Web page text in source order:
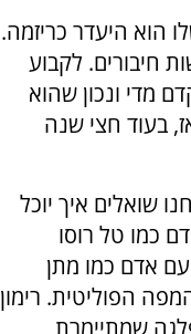
הוא היעדר כריזמה.
חיבורים. לקבוע
מדי ונכון שהוא
בעוד חצי שנה
שואלים איך יוכל
כמו טל רוסו
אדם כמו מתן
הפוליטית. רימון